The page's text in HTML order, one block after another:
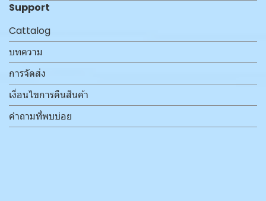
Support
Cattalog
บทความ
การจัดส่ง
เงื่อนไขการคืนสินค้า
คำถามที่พบบ่อย